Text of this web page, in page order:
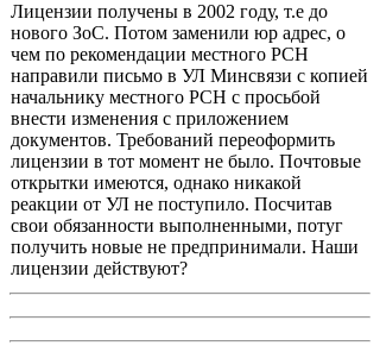
Лицензии получены в 2002 году, т.е до
нового ЗоС. Потом заменили юр адрес, о
чем по рекомендации местного РСН
направили письмо в УЛ Минсвязи с копией
начальнику местного РСН с просьбой
внести изменения с приложением
документов. Требований переоформить
лицензии в тот момент не было. Почтовые
открытки имеются, однако никакой
реакции от УЛ не поступило. Посчитав
свои обязанности выполненными, потуг
получить новые не предпринимали. Наши
лицензии действуют?